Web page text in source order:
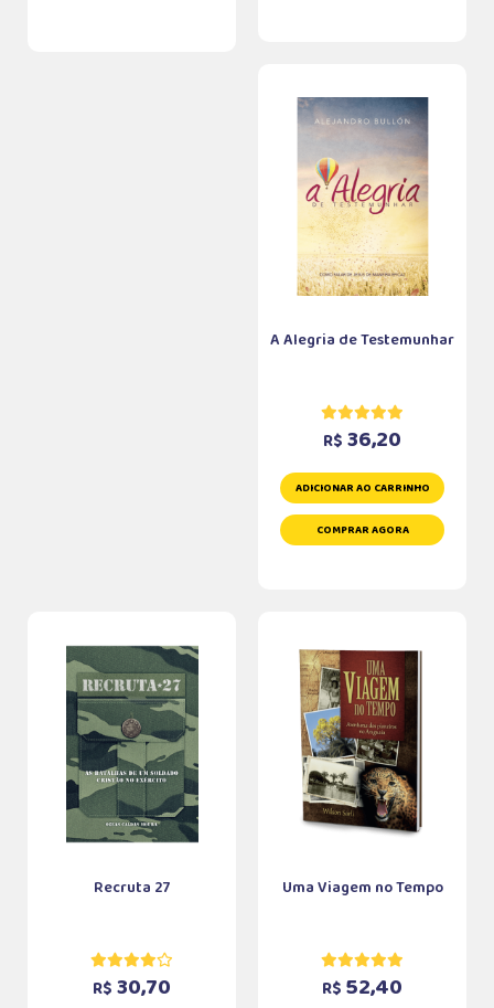
A Alegria de Testemunhar
R$ 36,20
ADICIONAR AO CARRINHO
COMPRAR AGORA
Recruta 27
R$ 30,70
Uma Viagem no Tempo
R$ 52,40